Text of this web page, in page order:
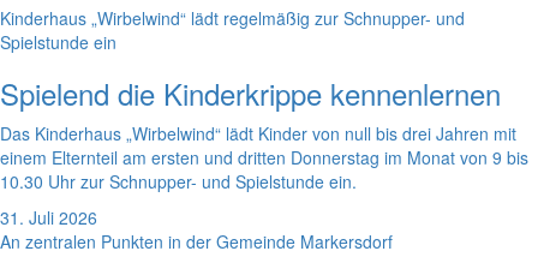
Kinderhaus „Wirbelwind“ lädt regelmäßig zur Schnupper- und
Spielstunde ein
Spielend die Kinderkrippe kennenlernen
Das Kinderhaus „Wirbelwind“ lädt Kinder von null bis drei Jahren mit
einem Elternteil am ersten und dritten Donnerstag im Monat von 9 bis
10.30 Uhr zur Schnupper- und Spielstunde ein.
31. Juli 2026
An zentralen Punkten in der Gemeinde Markersdorf